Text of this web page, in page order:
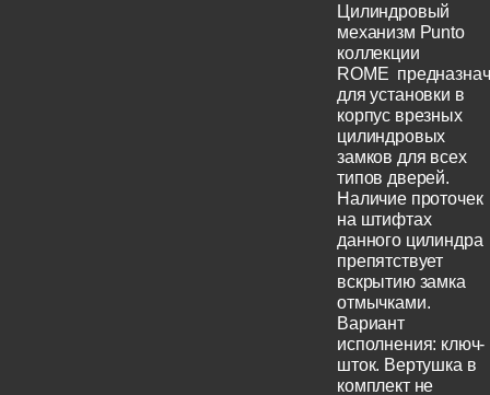
Цилиндровый
механизм Punto
коллекции
ROME
для установки в
корпус врезных
цилиндровых
замков для всех
типов дверей.
Наличие проточек
на штифтах
данного цилиндра
препятствует
вскрытию замка
отмычками.
Вариант
исполнения: ключ-
шток. Вертушка в
комплект не